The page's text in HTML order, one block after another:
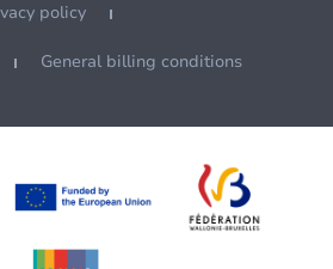
policy
General billing conditions